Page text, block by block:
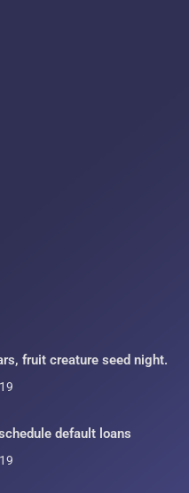
fruit creature seed night.
default loans